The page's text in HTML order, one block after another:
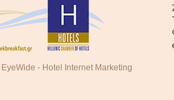
EyeWide - Hotel Internet Marketing